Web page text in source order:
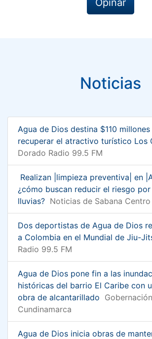
Noticias
Agua de Dios destina $110 millones
recuperar el atractivo turístico Los
Dorado Radio 99.5 FM
Realizan |limpieza preventiva| en
¿cómo buscan reducir el riesgo por
lluvias? Noticias de Sabana Centro
Dos deportistas de Agua de Dios
a Colombia en el Mundial de Jiu-
Radio 99.5 FM
Agua de Dios pone fin a las
históricas del barrio El Caribe con
obra de alcantarillado
Cundinamarca
Agua de Dios inicia obras de